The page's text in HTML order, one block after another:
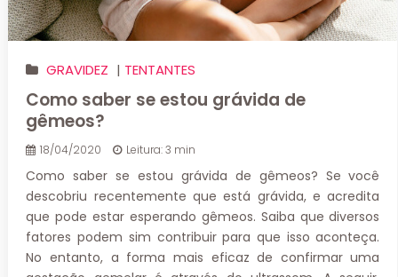
GRAVIDEZ | TENTANTES
Como saber se estou grávida de
gêmeos?
18/04/2020 Leitura: 3 min
Como saber se estou grávida de gêmeos? Se você
descobriu recentemente que está grávida, e acredita
que pode estar esperando gêmeos. Saiba que diversos
fatores podem sim contribuir para que isso aconteça.
No entanto, a forma mais eficaz de confirmar uma